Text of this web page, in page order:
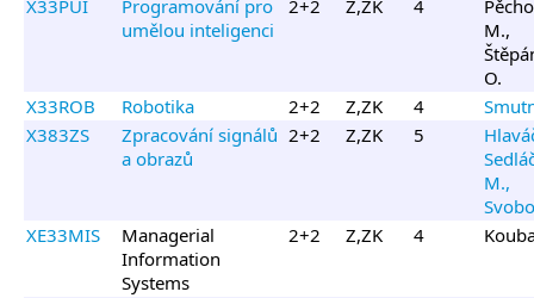
X33PUI
Programování pro
umělou inteligenci
2+2 Z,ZK 4
M.,
O.
X33ROB
Robotika 2+2 Z,ZK 4
X383ZS
Zpracování signálů
a obrazů
2+2 Z,ZK 5
M.,
XE33MIS
Managerial
Information
Systems
2+2 Z,ZK 4